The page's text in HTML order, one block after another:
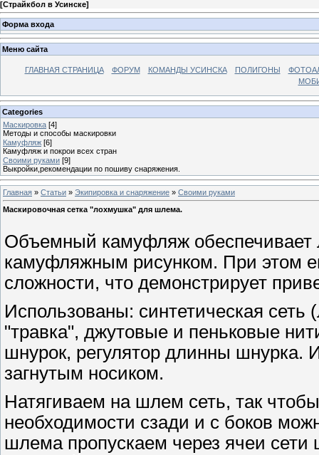
[Страйкбол в Усинске]
Форма входа
Меню сайта
ГЛАВНАЯ СТРАНИЦА ФОРУМ КОМАНДЫ УСИНСКА ПОЛИГОНЫ
Categories
Маскировка [4]
Методы и способы маскировки
Камуфляж [6]
Камуфляж и покрои всех стран
Своими руками [9]
Выкройки,рекомендации по пошиву снаряжения.
Главная » Статьи » Экипировка и снаряжение » Своими руками
Маскировочная сетка "лохмушка" для шлема.
Объемный камуфляж обеспечивает
камуфляжным рисунком. При этом
сложности, что демонстрирует
Использованы: синтетическая
"травка", джутовые и пеньковые
шнурок, регулятор длинны шнурка.
загнутым носиком.
Натягиваем на шлем сеть, так
необходимости сзади и с боков
шлема пропускаем через ячеи